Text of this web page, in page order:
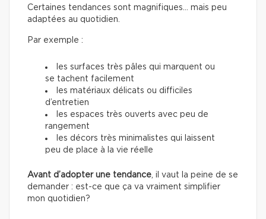
Certaines tendances sont magnifiques… mais peu
adaptées au quotidien.
Par exemple :
les surfaces très pâles qui marquent ou
se tachent facilement
les matériaux délicats ou difficiles
d’entretien
les espaces très ouverts avec peu de
rangement
les décors très minimalistes qui laissent
peu de place à la vie réelle
Avant d’adopter une tendance , il vaut la peine de se
demander : est-ce que ça va vraiment simplifier
mon quotidien?